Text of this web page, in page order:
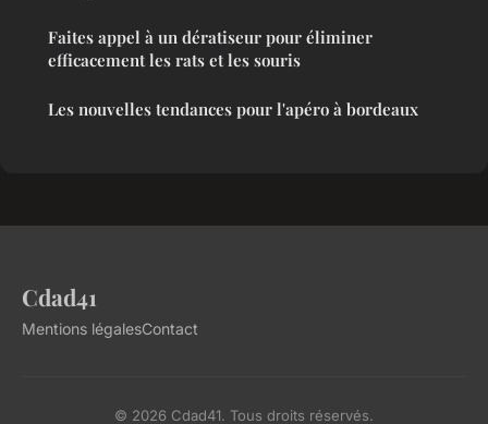
Faites appel à un dératiseur pour éliminer
efficacement les rats et les souris
Les nouvelles tendances pour l'apéro à bordeaux
Cdad41
Mentions légalesContact
© 2026 Cdad41. Tous droits réservés.